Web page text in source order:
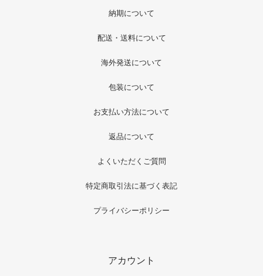
納期について
配送・送料について
海外発送について
包装について
お支払い方法について
返品について
よくいただくご質問
特定商取引法に基づく表記
プライバシーポリシー
アカウント